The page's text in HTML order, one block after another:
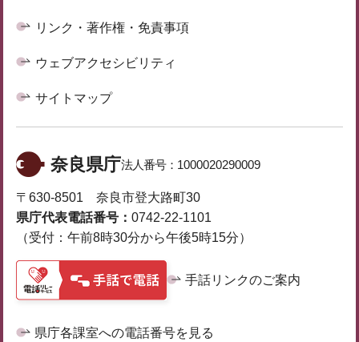
リンク・著作権・免責事項
ウェブアクセシビリティ
サイトマップ
奈良県庁法人番号： 1000020290009
〒630-8501 奈良市登大路町30
県庁代表電話番号： 0742-22-1101
（受付：午前8時30分から午後5時15分）
手話リンクのご案内
県庁各課室への電話番号を見る